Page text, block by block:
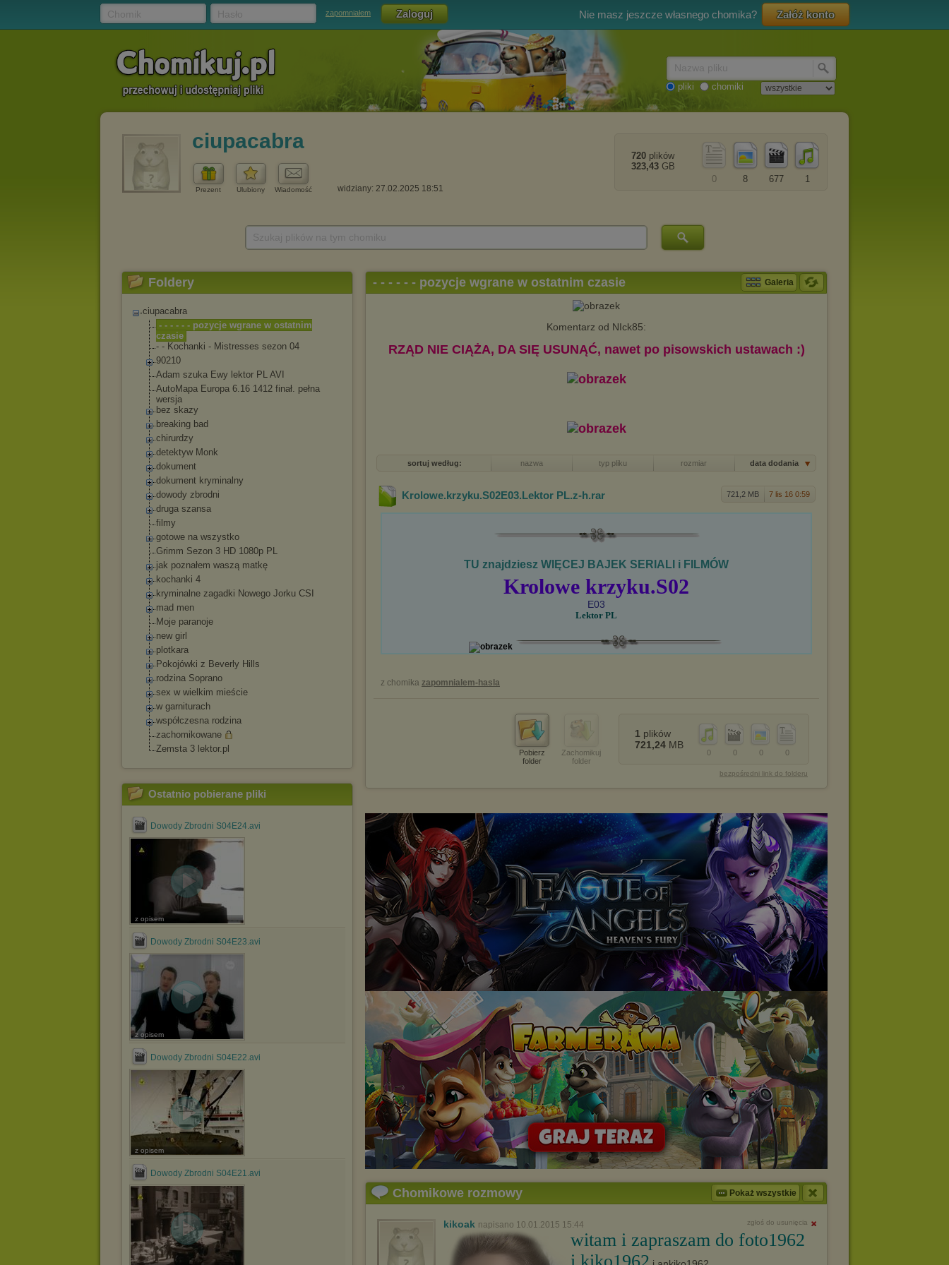
zapomniałem Nie masz jeszcze własnego chomika? Załóż konto
pliki chomiki
ciupacabra
Prezent Ulubiony Wiadomość widziany: 27.02.2025 18:51
1
677
8
0
720 plików
323,43 GB
Foldery
ciupacabra
- - - - - - pozycje wgrane w ostatnim
czasie
- - Kochanki - Mistresses sezon 04
90210
Adam szuka Ewy lektor PL AVI
AutoMapa Europa 6.16 1412 finał. pełna
wersja
bez skazy
breaking bad
chirurdzy
detektyw Monk
dokument
dokument kryminalny
dowody zbrodni
druga szansa
filmy
gotowe na wszystko
Grimm Sezon 3 HD 1080p PL
jak poznałem waszą matkę
kochanki 4
kryminalne zagadki Nowego Jorku CSI
mad men
Moje paranoje
new girl
plotkara
Pokojówki z Beverly Hills
rodzina Soprano
sex w wielkim mieście
w garniturach
współczesna rodzina
zachomikowane
Zemsta 3 lektor.pl
Ostatnio pobierane pliki
Dowody Zbrodni S04E24.avi
z opisem
Dowody Zbrodni S04E23.avi
z opisem
Dowody Zbrodni S04E22.avi
z opisem
Dowody Zbrodni S04E21.avi
- - - - - - pozycje wgrane w ostatnim czasie Galeria
Komentarz od NIck85:
RZĄD NIE CIĄŻA, DA SIĘ USUNĄĆ, nawet po pisowskich ustawach :)
sortuj według: nazwa typ pliku rozmiar data dodania
721,2 MB 7 lis 16 0:59
Krolowe.krzyku.S02E03.Lektor PL.z-h.rar
TU znajdziesz WIĘCEJ BAJEK SERIALI i FILMÓW
Krolowe krzyku.S02
E03
Lektor PL
z chomika zapomnialem-hasla
Pobierz
folder
Zachomikuj
folder
0
0
0
0
1 plików
721,24 MB
bezpośredni link do folderu
Chomikowe rozmowy Pokaż wszystkie
kikoak napisano 10.01.2015 15:44 zgłoś do usunięcia
witam i zapraszam do foto1962